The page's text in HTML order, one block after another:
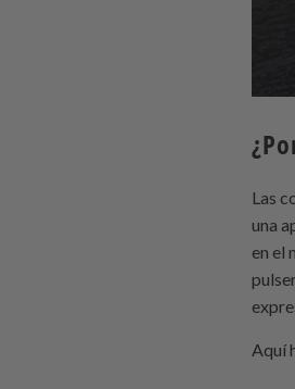
Las
una
en el
Aquí